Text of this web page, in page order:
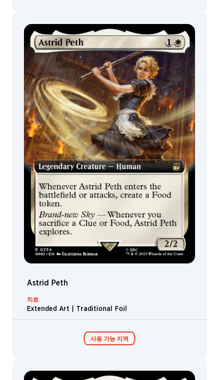
Timey-Wimey
콜렉터 부스터 /
디스플레이
커맨더 덱
Astrid Peth
치료
Extended Art | Traditional Foil
사용 가능 지역